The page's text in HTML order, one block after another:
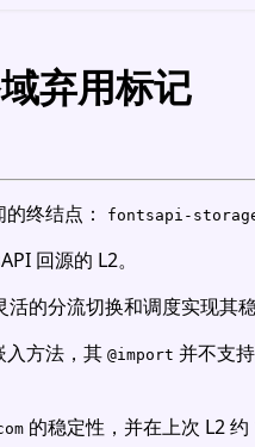
弃用标记
终结点： fontsapi-
回源的 L2。
活的分流切换和调度实现其
入方法，其 @import 并不支
的稳定性，并在上次 L2